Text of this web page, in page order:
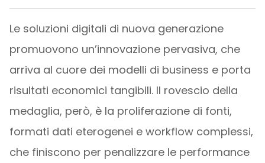
Le soluzioni digitali di nuova generazione
promuovono un’innovazione pervasiva, che
arriva al cuore dei modelli di business e porta
risultati economici tangibili. Il rovescio della
medaglia, però, è la proliferazione di fonti,
formati dati eterogenei e workflow complessi,
che finiscono per penalizzare le performance